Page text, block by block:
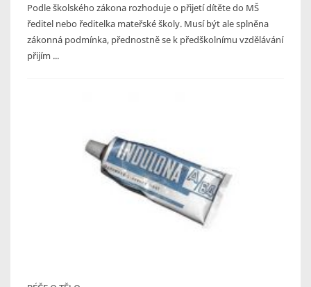
Podle školského zákona rozhoduje o přijetí dítěte do MŠ
ředitel nebo ředitelka mateřské školy. Musí být ale splněna
zákonná podmínka, přednostně se k předškolnímu vzdělávání
přijím ...